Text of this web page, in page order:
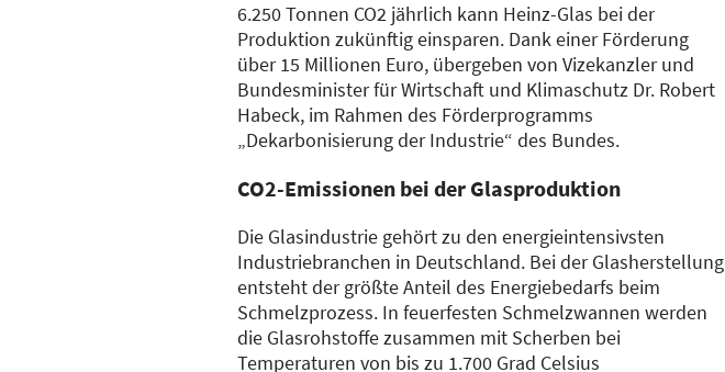
6.250 Tonnen CO2 jährlich kann Heinz-Glas bei der
Produktion zukünftig einsparen. Dank einer Förderung
über 15 Millionen Euro, übergeben von Vizekanzler und
Bundesminister für Wirtschaft und Klimaschutz Dr. Robert
Habeck, im Rahmen des Förderprogramms
„Dekarbonisierung der Industrie“ des Bundes.
CO2-Emissionen bei der Glasproduktion
Die Glasindustrie gehört zu den energieintensivsten
Industriebranchen in Deutschland. Bei der Glasherstellung
entsteht der größte Anteil des Energiebedarfs beim
Schmelzprozess. In feuerfesten Schmelzwannen werden
die Glasrohstoffe zusammen mit Scherben bei
Temperaturen von bis zu 1.700 Grad Celsius